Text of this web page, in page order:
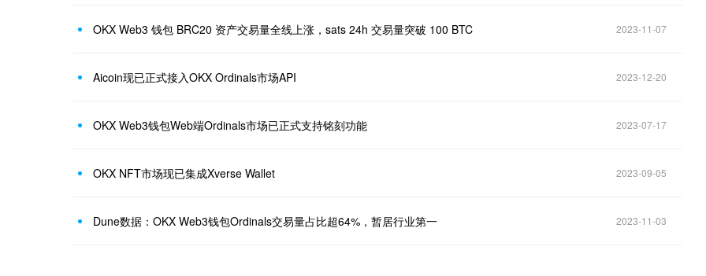
OKX Web3 钱包 BRC20 资产交易量全线上涨，sats 24h 交易量突破 100 BTC 2023-11-07
Aicoin现已正式接入OKX Ordinals市场API 2023-12-20
OKX Web3钱包Web端Ordinals市场已正式支持铭刻功能 2023-07-17
OKX NFT市场现已集成Xverse Wallet 2023-09-05
Dune数据：OKX Web3钱包Ordinals交易量占比超64%，暂居行业第一 2023-11-03